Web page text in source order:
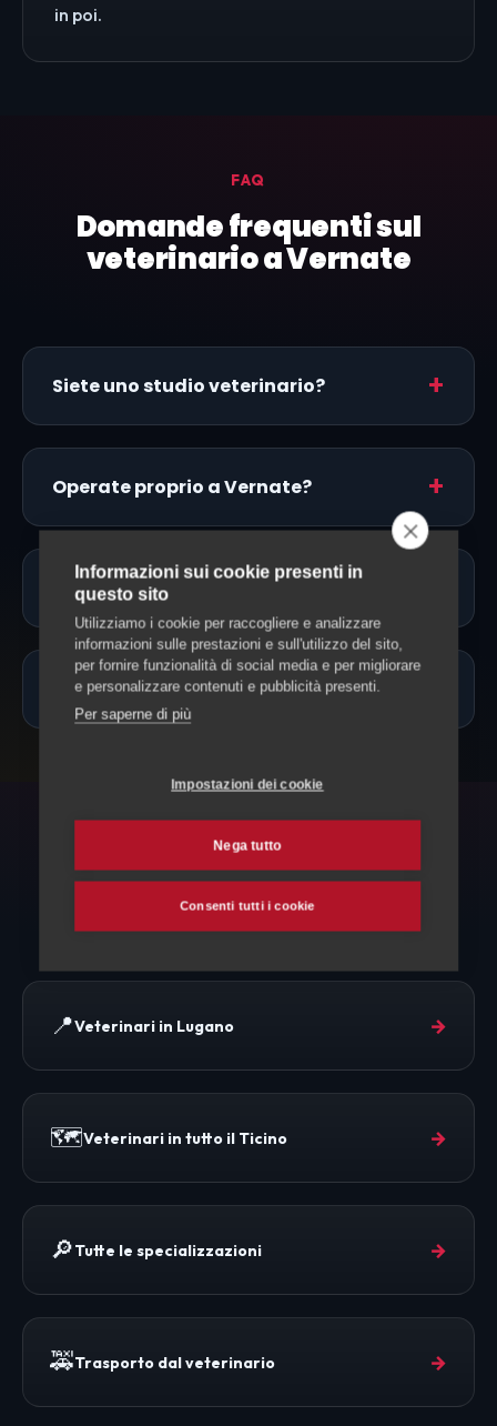
in poi.
FAQ
Domande frequenti sul
veterinario a Vernate
Siete uno studio veterinario?
Operate proprio a Vernate?
Potete accompagnare il mio animale?
Quanto costa?
POTREBBE SERVIRTI
Esplora anche
📍Veterinari in Lugano →
🗺️Veterinari in tutto il Ticino →
🔎Tutte le specializzazioni →
🚕Trasporto dal veterinario →
Informazioni sui cookie presenti in
questo sito
Utilizziamo i cookie per raccogliere e analizzare
informazioni sulle prestazioni e sull'utilizzo del sito,
per fornire funzionalità di social media e per migliorare
e personalizzare contenuti e pubblicità presenti.
Per saperne di più
Impostazioni dei cookie
Nega tutto
Consenti tutti i cookie